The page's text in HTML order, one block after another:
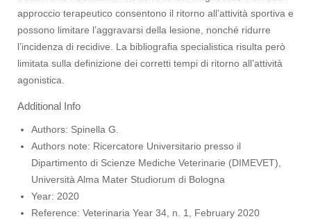
approccio terapeutico consentono il ritorno all’attività sportiva e
possono limitare l’aggravarsi della lesione, nonché ridurre
l’incidenza di recidive. La bibliografia specialistica risulta però
limitata sulla definizione dei corretti tempi di ritorno all’attività
agonistica.
Additional Info
Authors: Spinella G.
Authors note: Ricercatore Universitario presso il
Dipartimento di Scienze Mediche Veterinarie (DIMEVET),
Università Alma Mater Studiorum di Bologna
Year: 2020
Reference: Veterinaria Year 34, n. 1, February 2020